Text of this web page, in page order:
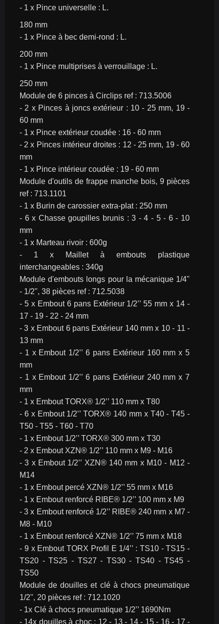
- 1 x Pince universelle : L.
180 mm
- 1 x Pince à bec demi-rond : L.
200 mm
- 1 x Pince multiprises à verrouillage : L.
250 mm
Module de 6 pinces à Circlips ref : 713.5006
- 2 x Pinces à joncs extérieur : 10 - 25 mm, 19 -
60 mm
- 1 x Pince extérieur coudée : 16 - 60 mm
- 2 x Pinces intérieur droites : 12 - 25 mm, 19 - 60
mm
- 1 x Pince intérieur coudée : 19 - 60 mm
Module d'outils de frappe manche bois, 9 pièces
ref : 713.1101
- 1 x Burin de carossier extra-plat : 250 mm
- 6 x Chasse goupilles brunis : 3 - 4 - 5 - 6 - 10
mm
- 1 x Marteau rivoir : 600g
- 1 x Maillet à embouts plastique
interchangeables : 340g
Module d'embouts longs pour la mécanique 1/4"
- 1/2", 38 pièces ref : 712.5038
- 5 x Embout 6 pans Extérieur 1/2’’ 55 mm x 14 -
17 - 19 - 22 - 24 mm
- 3 x Embout 6 pans Extérieur 140 mm x 10 - 11 -
13 mm
- 1 x Embout 1/2’’ 6 pans Extérieur 160 mm x 5
mm
- 1 x Embout 1/2’’ 6 pans Extérieur 240 mm x 7
mm
- 1 x Embout TORX® 1/2’’ 110 mm x T80
- 6 x Embout 1/2’’ TORX® 140 mm x T40 - T45 -
T50 - T55 - T60 - T70
- 1 x Embout 1/2’’ TORX® 300 mm x T30
- 2 x Embout XZN® 1/2’’ 110 mm x M9 - M16
- 3 x Embout 1/2’’ XZN® 140 mm x M10 - M12 -
M14
- 1 x Embout percé XZN® 1/2’’ 55 mm x M16
- 1 x Embout renforcé RIBE® 1/2’’ 100 mm x M9
- 3 x Embout renforcé 1/2’’ RIBE® 240 mm x M7 -
M8 - M10
- 1 x Embout renforcé XZN® 1/2’’ 75 mm x M18
- 9 x Embout TORX Profil E 1/4’’ : TS10 - TS15 -
TS20 - TS25 - TS27 - TS30 - TS40 - TS45 -
TS50
Module de douilles et clé à chocs pneumatique
1/2'', 20 pièces ref : 712.1020
- 1x Clé à chocs pneumatique 1/2’’ 1690Nm
- 14x douilles à choc : 12 - 13 - 14 - 15 - 16 - 17 -